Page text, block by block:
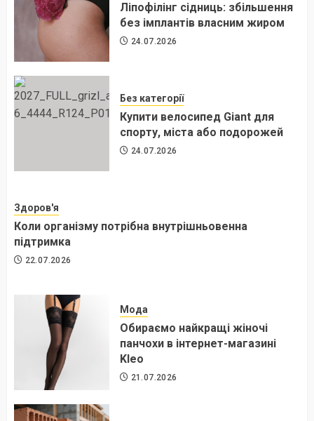
Ліпофілінг сідниць: збільшення
без імплантів власним жиром
24.07.2026
Без категорії
Купити велосипед Giant для
спорту, міста або подорожей
24.07.2026
Здоров'я
Коли організму потрібна внутрішньовенна
підтримка
22.07.2026
Мода
Обираємо найкращі жіночі
панчохи в інтернет-магазині
Kleo
21.07.2026